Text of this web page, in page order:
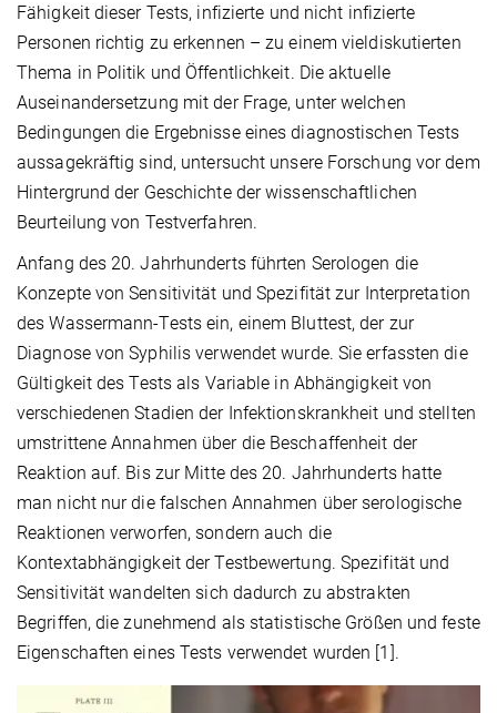
Fähigkeit dieser Tests, infizierte und nicht infizierte
Personen richtig zu erkennen – zu einem vieldiskutierten
Thema in Politik und Öffentlichkeit. Die aktuelle
Auseinandersetzung mit der Frage, unter welchen
Bedingungen die Ergebnisse eines diagnostischen Tests
aussagekräftig sind, untersucht unsere Forschung vor dem
Hintergrund der Geschichte der wissenschaftlichen
Beurteilung von Testverfahren.
Anfang des 20. Jahrhunderts führten Serologen die
Konzepte von Sensitivität und Spezifität zur Interpretation
des Wassermann-Tests ein, einem Bluttest, der zur
Diagnose von Syphilis verwendet wurde. Sie erfassten die
Gültigkeit des Tests als Variable in Abhängigkeit von
verschiedenen Stadien der Infektionskrankheit und stellten
umstrittene Annahmen über die Beschaffenheit der
Reaktion auf. Bis zur Mitte des 20. Jahrhunderts hatte
man nicht nur die falschen Annahmen über serologische
Reaktionen verworfen, sondern auch die
Kontextabhängigkeit der Testbewertung. Spezifität und
Sensitivität wandelten sich dadurch zu abstrakten
Begriffen, die zunehmend als statistische Größen und feste
Eigenschaften eines Tests verwendet wurden [1].